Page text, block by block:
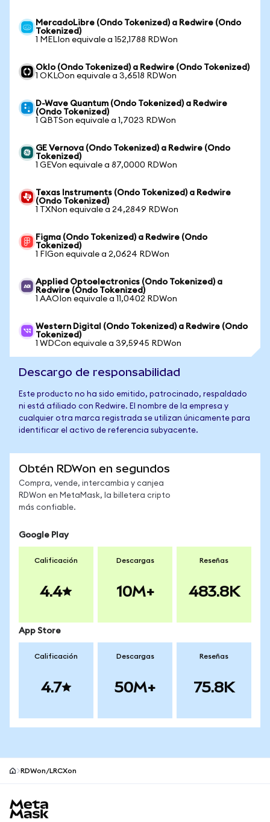
MercadoLibre (Ondo Tokenized) a Redwire (Ondo
Tokenized)
1 MELIon equivale a 152,1788 RDWon
Oklo (Ondo Tokenized) a Redwire (Ondo Tokenized)
1 OKLOon equivale a 3,6518 RDWon
D-Wave Quantum (Ondo Tokenized) a Redwire
(Ondo Tokenized)
1 QBTSon equivale a 1,7023 RDWon
GE Vernova (Ondo Tokenized) a Redwire (Ondo
Tokenized)
1 GEVon equivale a 87,0000 RDWon
Texas Instruments (Ondo Tokenized) a Redwire
(Ondo Tokenized)
1 TXNon equivale a 24,2849 RDWon
Figma (Ondo Tokenized) a Redwire (Ondo
Tokenized)
1 FIGon equivale a 2,0624 RDWon
Applied Optoelectronics (Ondo Tokenized) a
Redwire (Ondo Tokenized)
1 AAOIon equivale a 11,0402 RDWon
Western Digital (Ondo Tokenized) a Redwire (Ondo
Tokenized)
1 WDCon equivale a 39,5945 RDWon
Descargo de responsabilidad
Este producto no ha sido emitido, patrocinado, respaldado
ni está afiliado con Redwire. El nombre de la empresa y
cualquier otra marca registrada se utilizan únicamente para
identificar el activo de referencia subyacente.
Obtén RDWon en segundos
Compra, vende, intercambia y canjea
RDWon en MetaMask, la billetera cripto
más confiable.
Google Play
Calificación
4.4
Descargas
10M+
Reseñas
483.8K
App Store
Calificación
4.7
Descargas
50M+
Reseñas
75.8K
RDWon/LRCXon